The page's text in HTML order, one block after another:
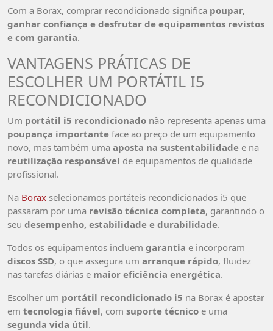
Com a Borax, comprar recondicionado significa poupar,
ganhar confiança e desfrutar de equipamentos revistos
e com garantia.
VANTAGENS PRÁTICAS DE
ESCOLHER UM PORTÁTIL I5
RECONDICIONADO
Um portátil i5 recondicionado não representa apenas uma
poupança importante face ao preço de um equipamento
novo, mas também uma aposta na sustentabilidade e na
reutilização responsável de equipamentos de qualidade
profissional.
Na Borax selecionamos portáteis recondicionados i5 que
passaram por uma revisão técnica completa, garantindo o
seu desempenho, estabilidade e durabilidade.
Todos os equipamentos incluem garantia e incorporam
discos SSD, o que assegura um arranque rápido, fluidez
nas tarefas diárias e maior eficiência energética.
Escolher um portátil recondicionado i5 na Borax é apostar
em tecnologia fiável, com suporte técnico e uma
segunda vida útil.